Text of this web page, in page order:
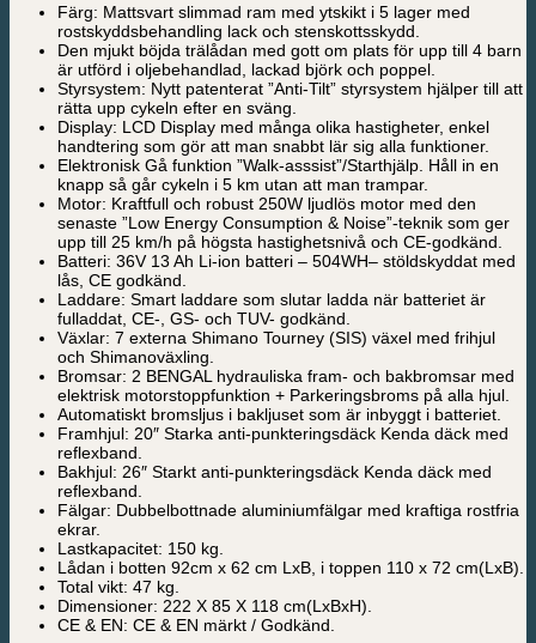
Färg: Mattsvart slimmad ram med ytskikt i 5 lager med
rostskyddsbehandling lack och stenskottsskydd.
Den mjukt böjda trälådan med gott om plats för upp till 4 barn
är utförd i oljebehandlad, lackad björk och poppel.
Styrsystem: Nytt patenterat ”Anti-Tilt” styrsystem hjälper till att
rätta upp cykeln efter en sväng.
Display: LCD Display med många olika hastigheter, enkel
handtering som gör att man snabbt lär sig alla funktioner.
Elektronisk Gå funktion ”Walk-asssist”/Starthjälp. Håll in en
knapp så går cykeln i 5 km utan att man trampar.
Motor: Kraftfull och robust 250W ljudlös motor med den
senaste ”Low Energy Consumption & Noise”-teknik som ger
upp till 25 km/h på högsta hastighetsnivå och CE-godkänd.
Batteri: 36V 13 Ah Li-ion batteri – 504WH– stöldskyddat med
lås, CE godkänd.
Laddare: Smart laddare som slutar ladda när batteriet är
fulladdat, CE-, GS- och TUV- godkänd.
Växlar: 7 externa Shimano Tourney (SIS) växel med frihjul
och Shimanoväxling.
Bromsar: 2 BENGAL hydrauliska fram- och bakbromsar med
elektrisk motorstoppfunktion + Parkeringsbroms på alla hjul.
Automatiskt bromsljus i bakljuset som är inbyggt i batteriet.
Framhjul: 20″ Starka anti-punkteringsdäck Kenda däck med
reflexband.
Bakhjul: 26″ Starkt anti-punkteringsdäck Kenda däck med
reflexband.
Fälgar: Dubbelbottnade aluminiumfälgar med kraftiga rostfria
ekrar.
Lastkapacitet: 150 kg.
Lådan i botten 92cm x 62 cm LxB, i toppen 110 x 72 cm(LxB).
Total vikt: 47 kg.
Dimensioner: 222 X 85 X 118 cm(LxBxH).
CE & EN: CE & EN märkt / Godkänd.